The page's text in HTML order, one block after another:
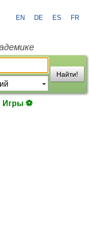
EN DE ES FR
Найти!
Игры ⚽